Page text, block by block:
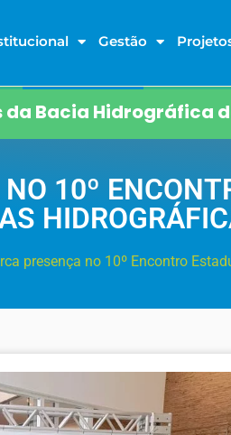
Gestão
Bacia Hidrográfica
10º
presença no 10º Encontro